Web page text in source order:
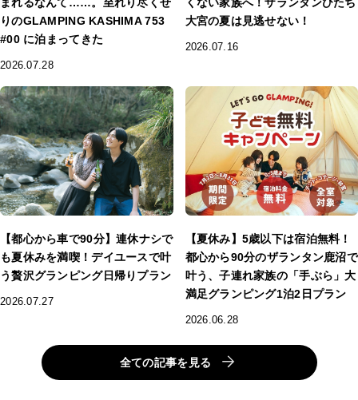
りのGLAMPING KASHIMA 753
#00 に泊まってきた
2026.07.28
大宮の夏は見逃せない！
2026.07.16
【都心から車で90分】連休ナシで
も夏休みを満喫！デイユースで叶
う贅沢グランピング日帰りプラン
2026.07.27
【夏休み】5歳以下は宿泊無料！
都心から90分のザランタン鹿沼で
叶う、子連れ家族の「手ぶら」大
満足グランピング1泊2日プラン
2026.06.28
全ての記事を見る